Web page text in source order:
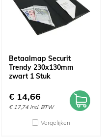
Betaalmap Securit
Trendy 230x130mm
zwart 1 Stuk
€ 14,66
€ 17,74 Incl. BTW
Vergelijken